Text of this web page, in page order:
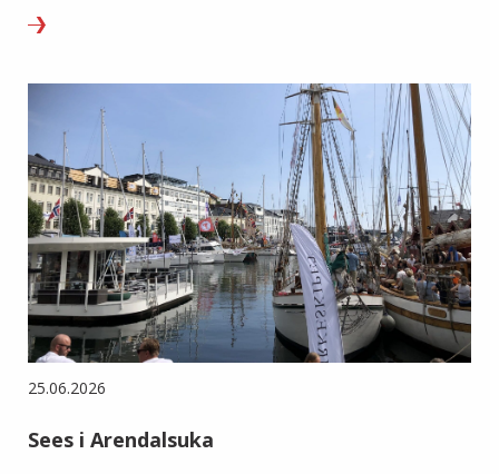
25.06.2026
Sees i Arendalsuka